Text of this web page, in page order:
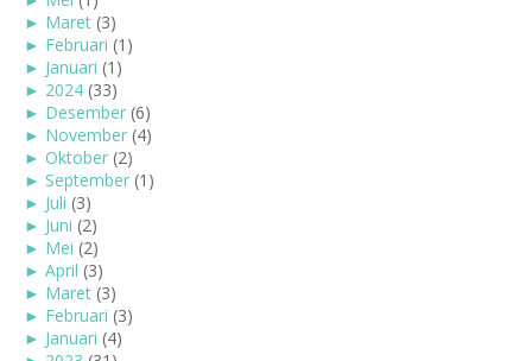
► Maret (3)
► Februari (1)
► Januari (1)
► 2024 (33)
► Desember (6)
► November (4)
► Oktober (2)
► September (1)
► Juli (3)
► Juni (2)
► Mei (2)
► April (3)
► Maret (3)
► Februari (3)
► Januari (4)